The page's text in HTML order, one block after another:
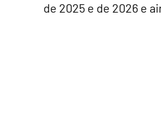
de 2025 e de 2026 e